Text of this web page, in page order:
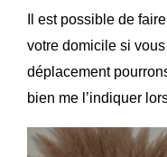
Il est possible de
votre domicile si
déplacement
bien me l’indiquer